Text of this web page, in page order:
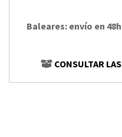
Baleares: envío en 48h
CONSULTAR